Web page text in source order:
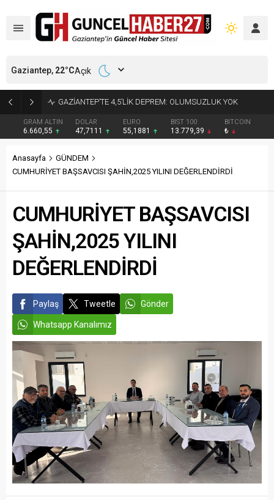
GRAM ALTIN
6.660,55
DOLAR
47,7111
EURO
55,1881
BIST 100
13.779,39
BITCOIN
₺
Gaziantep, 22°CAçık
Anasayfa
GÜNDEM
CUMHURİYET BAŞSAVCISI ŞAHİN,2025 YILINI DEĞERLENDİRDİ
CUMHURİYET BAŞSAVCISI
ŞAHİN,2025 YILINI
DEĞERLENDİRDİ
Paylaş Tweetle Gönder
Whatsapp Kanalımız